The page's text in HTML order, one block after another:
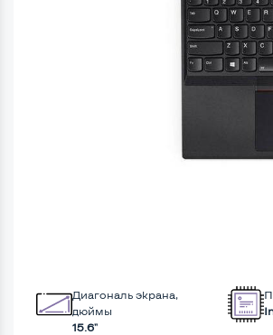
Диагональ экрана,
дюймы
15.6"